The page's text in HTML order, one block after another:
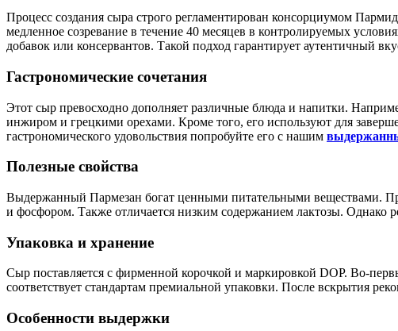
Процесс создания сыра строго регламентирован консорциумом
медленное созревание в течение 40 месяцев в контролируемых
добавок или консервантов. Такой подход гарантирует аутентичный
Гастрономические сочетания
Этот сыр превосходно дополняет различные блюда и напитки.
инжиром и грецкими орехами. Кроме того, его используют для
гастрономического удовольствия попробуйте его с нашим
Полезные свойства
Выдержанный Пармезан богат ценными питательными веществами.
и фосфором. Также отличается низким содержанием лактозы. Однако
Упаковка и хранение
Сыр поставляется с фирменной корочкой и маркировкой DOP. Во-
соответствует стандартам премиальной упаковки. После вскрытия
Особенности выдержки